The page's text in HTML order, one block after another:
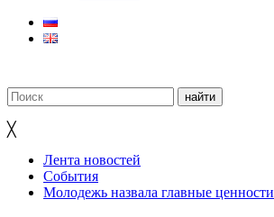
╳
Лента новостей
События
Молодежь назвала главные ценности